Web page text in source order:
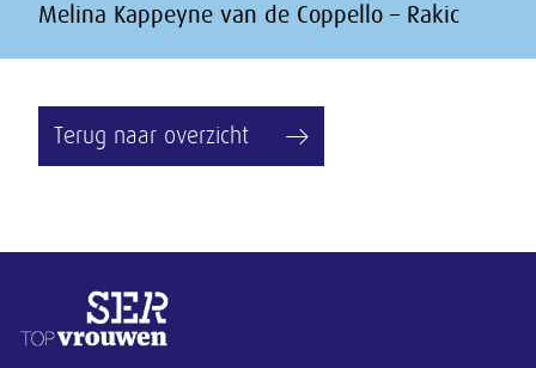
Melina Kappeyne van de Coppello – Rakic
Terug naar overzicht
Overige informatie